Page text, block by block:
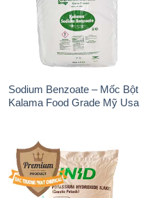
Sodium Benzoate – Mốc Bột
Kalama Food Grade Mỹ Usa